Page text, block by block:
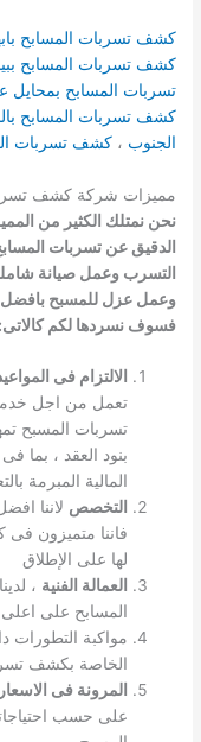
كشف تسربات المسابح
كشف تسربات المسابح
تسربات المسابح بمحايل
كشف تسربات المسابح
الجنوب ،كشف تسربات
مميزات شركة كشف
نحن نمتلك الكثير من
الدقيق عن تسربات
التسرب وعمل صيانة
وعمل عزل للمسبح بافضل
فسوف نسردها لكم كالاتى:
الالتزام فى
تعمل من اجل
تسربات المسبح
بنود العقد ، بما
المالية المبرمة
التخصص لاننا
فاننا متميزون فى
لها على الإطلاق
العمالة الفنية ،
المسابح على
مواكبة التطورات
الخاصة بكشف
المرونة فى الاسعار
على حسب